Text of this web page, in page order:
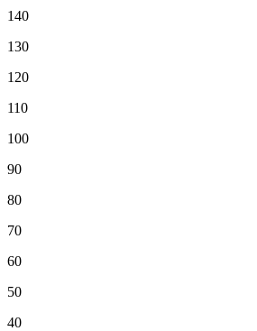
140
130
120
110
100
90
80
70
60
50
40